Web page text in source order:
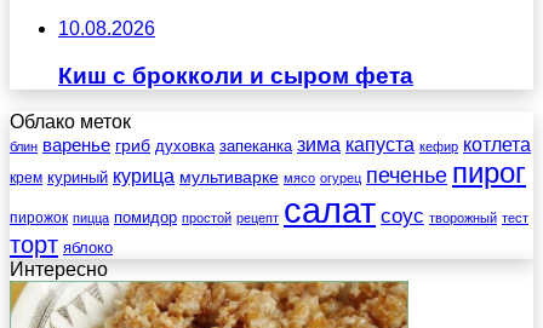
10.08.2026
Киш с брокколи и сыром фета
Облако меток
блин варенье гриб духовка запеканка зима капуста кефир котлета
крем куриный курица мультиварке мясо огурец печенье пирог
пирожок пицца помидор простой рецепт салат соус творожный тест
торт яблоко
Интересно